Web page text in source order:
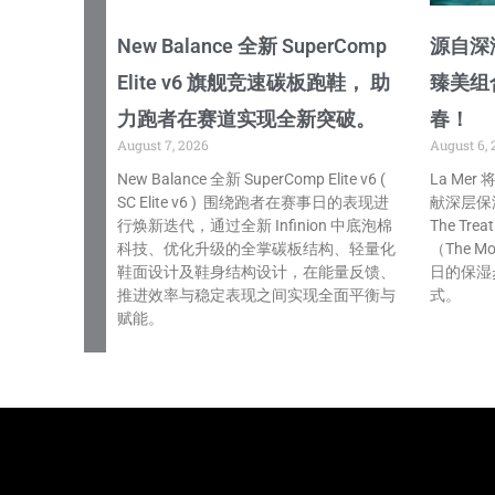
New Balance 全新 SuperComp
Elite v6 旗舰竞速碳板跑鞋， 助
力跑者在赛道实现全新突破。
August 7, 2026
New Balance 全新 SuperComp Elite v6 (
SC Elite v6 ) 围绕跑者在赛事日的表现进
行焕新迭代，通过全新 Infinion 中底泡棉
科技、优化升级的全掌碳板结构、轻量化
鞋面设计及鞋身结构设计，在能量反馈、
推进效率与稳定表现之间实现全面平衡与
赋能。
源自深
臻美组
春！
August 6,
La Mer
献深层
The
（The
日的保
式。